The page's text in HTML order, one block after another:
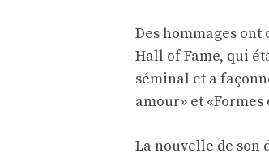
Des hommages
Hall of Fame, qui
séminal et a
amour» et «Formes
La nouvelle de son